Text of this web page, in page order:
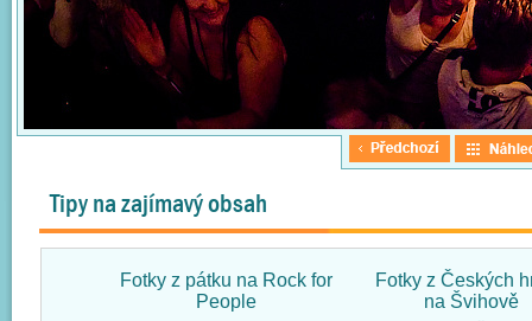
Tipy na zajímavý obsah
Fotky z pátku na Rock for
People
Fotky z Českých
na Švihově